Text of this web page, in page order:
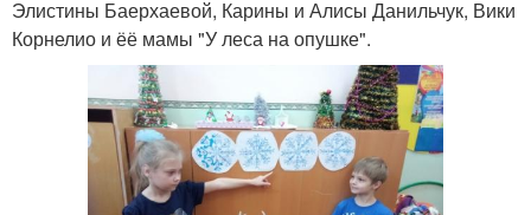
Элистины Баерхаевой, Карины и Алисы Данильчук, Вики
Корнелио и ёё мамы "У леса на опушке".